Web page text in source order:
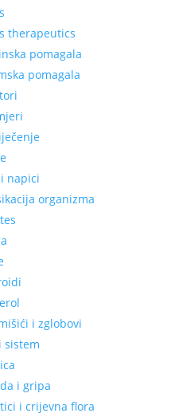
therapeutics
pomagala
pomagala
napici
organizma
i zglobovi
sistem
i gripa
i crijevna flora